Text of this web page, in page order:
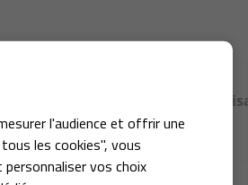
l'audience et offrir une
les cookies", vous
vos choix